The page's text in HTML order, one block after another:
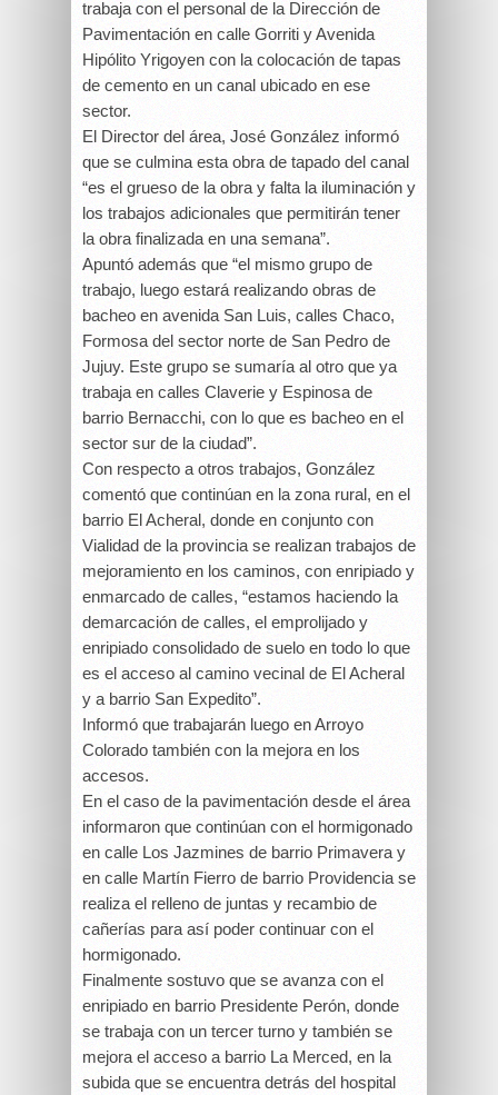
trabaja con el personal de la Dirección de
Pavimentación en calle Gorriti y Avenida
Hipólito Yrigoyen con la colocación de tapas
de cemento en un canal ubicado en ese
sector.
El Director del área, José González informó
que se culmina esta obra de tapado del canal
“es el grueso de la obra y falta la iluminación y
los trabajos adicionales que permitirán tener
la obra finalizada en una semana”.
Apuntó además que “el mismo grupo de
trabajo, luego estará realizando obras de
bacheo en avenida San Luis, calles Chaco,
Formosa del sector norte de San Pedro de
Jujuy. Este grupo se sumaría al otro que ya
trabaja en calles Claverie y Espinosa de
barrio Bernacchi, con lo que es bacheo en el
sector sur de la ciudad”.
Con respecto a otros trabajos, González
comentó que continúan en la zona rural, en el
barrio El Acheral, donde en conjunto con
Vialidad de la provincia se realizan trabajos de
mejoramiento en los caminos, con enripiado y
enmarcado de calles, “estamos haciendo la
demarcación de calles, el emprolijado y
enripiado consolidado de suelo en todo lo que
es el acceso al camino vecinal de El Acheral
y a barrio San Expedito”.
Informó que trabajarán luego en Arroyo
Colorado también con la mejora en los
accesos.
En el caso de la pavimentación desde el área
informaron que continúan con el hormigonado
en calle Los Jazmines de barrio Primavera y
en calle Martín Fierro de barrio Providencia se
realiza el relleno de juntas y recambio de
cañerías para así poder continuar con el
hormigonado.
Finalmente sostuvo que se avanza con el
enripiado en barrio Presidente Perón, donde
se trabaja con un tercer turno y también se
mejora el acceso a barrio La Merced, en la
subida que se encuentra detrás del hospital